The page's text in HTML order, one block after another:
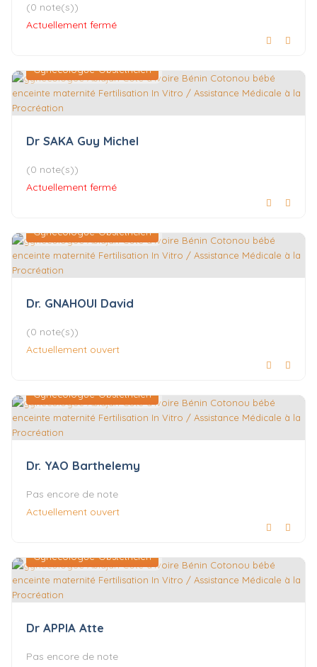
(0 note(s))
Actuellement fermé
Gynécologue-Obstétricien
Dr SAKA Guy Michel
(0 note(s))
Actuellement fermé
Gynécologue-Obstétricien
Dr. GNAHOUI David
(0 note(s))
Actuellement ouvert
Gynécologue-Obstétricien
Dr. YAO Barthelemy
Pas encore de note
Actuellement ouvert
Gynécologue-Obstétricien
Dr APPIA Atte
Pas encore de note